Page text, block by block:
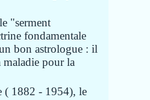
"serment
fondamentale
bon astrologue : il
maladie pour la
( 1882 - 1954), le